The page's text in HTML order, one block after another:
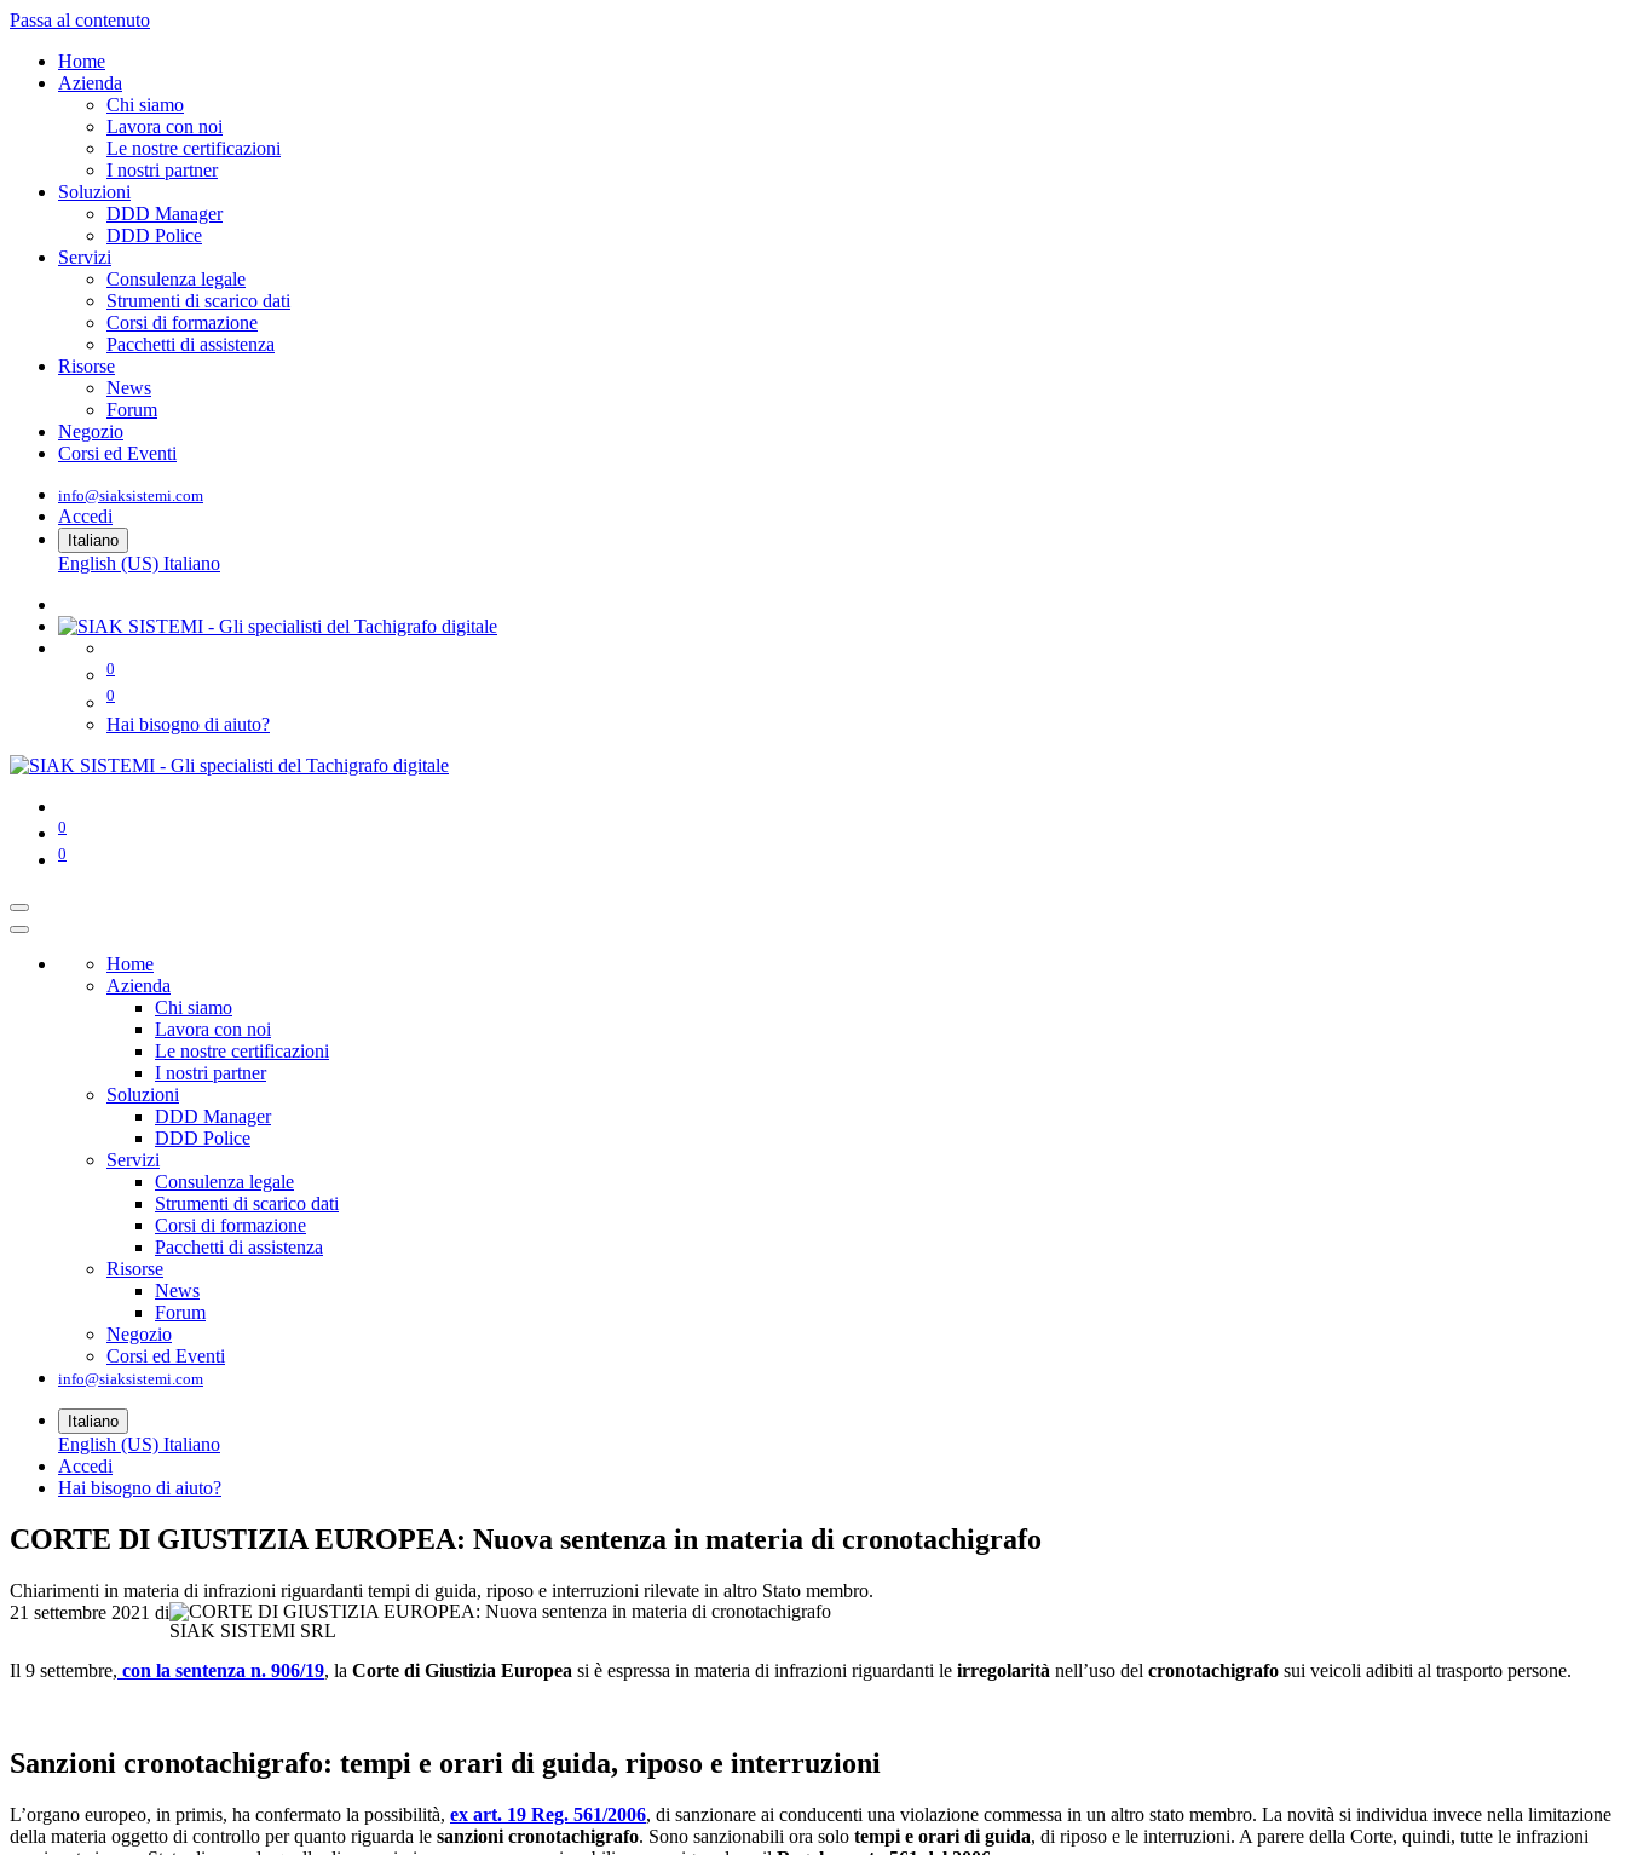
Passa al contenuto
Home
Azienda
Chi siamo
Lavora con noi
Le nostre certificazioni
I nostri partner
Soluzioni
DDD Manager
DDD Police
Servizi
Consulenza legale
Strumenti di scarico dati
Corsi di formazione
Pacchetti di assistenza
Risorse
News
Forum
Negozio
Corsi ed Eventi
info@siaksistemi.com
Accedi
Italiano
English (US) Italiano
0
0
Hai bisogno di aiuto?
0
0
Home
Azienda
Chi siamo
Lavora con noi
Le nostre certificazioni
I nostri partner
Soluzioni
DDD Manager
DDD Police
Servizi
Consulenza legale
Strumenti di scarico dati
Corsi di formazione
Pacchetti di assistenza
Risorse
News
Forum
Negozio
Corsi ed Eventi
info@siaksistemi.com
Italiano
English (US) Italiano
Accedi
Hai bisogno di aiuto?
CORTE DI GIUSTIZIA EUROPEA: Nuova sentenza in materia di cronotachigrafo
Chiarimenti in materia di infrazioni riguardanti tempi di guida, riposo e interruzioni rilevate in altro Stato membro.
21 settembre 2021 di
SIAK SISTEMI SRL
Il 9 settembre, con la sentenza n. 906/19, la Corte di Giustizia Europea si è espressa in materia di infrazioni riguardanti le irregolarità nell’uso del cronotachigrafo sui veicoli adibiti al trasporto persone.
Sanzioni cronotachigrafo: tempi e orari di guida, riposo e interruzioni
L’organo europeo, in primis, ha confermato la possibilità, ex art. 19 Reg. 561/2006, di sanzionare ai conducenti una violazione commessa in un altro stato membro. La novità si individua invece nella limitazione
della materia oggetto di controllo per quanto riguarda le sanzioni cronotachigrafo. Sono sanzionabili ora solo tempi e orari di guida, di riposo e le interruzioni. A parere della Corte, quindi, tutte le infrazioni